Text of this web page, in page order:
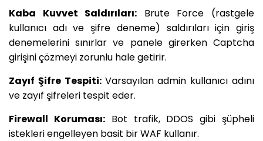
Kaba Kuvvet Saldırıları: Brute Force (rastgele
kullanıcı adı ve şifre deneme) saldırıları için giriş
denemelerini sınırlar ve panele girerken Captcha
girişini çözmeyi zorunlu hale getirir.
Zayıf Şifre Tespiti: Varsayılan admin kullanıcı adını
ve zayıf şifreleri tespit eder.
Firewall Koruması:Bot trafik, DDOS gibi şüpheli
istekleri engelleyen basit bir WAF kullanır.